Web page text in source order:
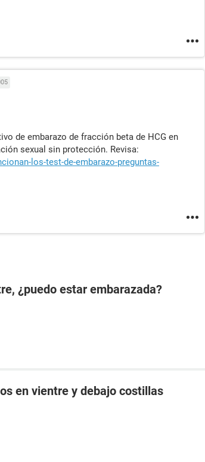
de embarazo de fracción beta de HCG en
sexual sin protección. Revisa:
los-test-de-embarazo-preguntas-
¿puedo estar embarazada?
en vientre y debajo costillas